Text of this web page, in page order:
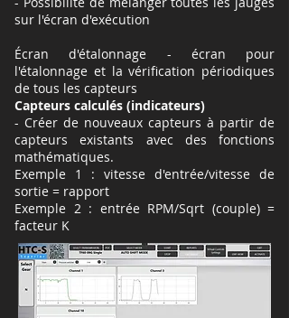
sur l'écran d'exécution
Écran d'étalonnage - écran pour
l'étalonnage et la vérification périodiques
de tous les capteurs
Capteurs calculés (indicateurs)
- Créer de nouveaux capteurs à partir de
capteurs existants avec des fonctions
mathématiques.
Exemple 1 : vitesse d'entrée/vitesse de
sortie = rapport
Exemple 2 : entrée RPM/Sqrt (couple) =
facteur K